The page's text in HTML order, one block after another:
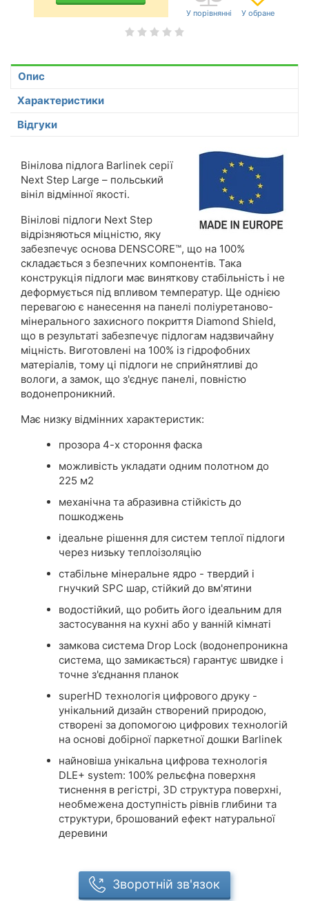
Опис
Характеристики
Відгуки
Вінілова підлога Barlinek серії
Next Step Large – польський
вініл відмінної якості.
Вінілові підлоги Next Step
відрізняються міцністю, яку
забезпечує основа DENSCORE™, що на 100%
складається з безпечних компонентів. Така
конструкція підлоги має виняткову стабільність і не
деформується під впливом температур. Ще однією
перевагою є нанесення на панелі поліуретаново-
мінерального захисного покриття Diamond Shield,
що в результаті забезпечує підлогам надзвичайну
міцність. Виготовлені на 100% із гідрофобних
матеріалів, тому ці підлоги не сприйнятливі до
вологи, а замок, що з'єднує панелі, повністю
водонепроникний.
Має низку відмінних характеристик:
прозора 4-х стороння фаска
можливість укладати одним полотном до
225 м2
механічна та абразивна стійкість до
пошкоджень
ідеальне рішення для систем теплої підлоги
через низьку теплоізоляцію
стабільне мінеральне ядро ​​- твердий і
гнучкий SPC шар, стійкий до вм'ятини
водостійкий, що робить його ідеальним для
застосування на кухні або у ванній кімнаті
замкова система Drop Lock (водонепроникна
система, що замикається) гарантує швидке і
точне з'єднання планок
superHD технологія цифрового друку -
унікальний дизайн створений природою,
створені за допомогою цифрових технологій
на основі добірної паркетної дошки Barlinek
найновіша унікальна цифрова технологія
DLE+ system: 100% рельєфна поверхня
тиснення в регістрі, 3D структура поверхні,
необмежена доступність рівнів глибини та
структури, брошований ефект натуральної
деревини
Зворотній зв'язок